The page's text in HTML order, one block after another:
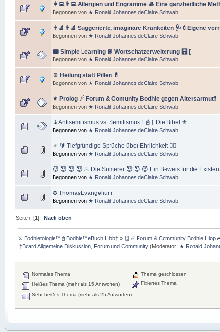
👩‍💻👨‍💻 Allergien und Engramme 🎍 Eine ganzheitliche
Begonnen von ★ Ronald Johannes deClaire Schwab
👩‍🔬👨‍🔬 Suggerierte, imaginäre Krankeiten 🩺💉Eigene
Begonnen von ★ Ronald Johannes deClaire Schwab
📟 Simple Learning 📘 Wortschatzerweiterung 🧮 [
Begonnen von ★ Ronald Johannes deClaire Schwab
🔆 Heilung statt Pillen 💊
Begonnen von ★ Ronald Johannes deClaire Schwab
⚜ Prolog ☄ Forum & Comunity Bodhie gegen Altersarmut❗
Begonnen von ★ Ronald Johannes deClaire Schwab
🧘Antisemitismus vs. Semitismus †📓† Die Bibel ⚜
Begonnen von ★ Ronald Johannes deClaire Schwab
⚜️ 🔰 Tiefgründige Sprüche über Ehrlichkeit 🏳️‍🌈
Begonnen von ★ Ronald Johannes deClaire Schwab
😈 😈 😈 😈 ♨ Die Sumerer 😈 😈 😈 Ein Beweis für die
Begonnen von ★ Ronald Johannes deClaire Schwab
✪ ThomasEvangelium
Begonnen von ★ Ronald Johannes deClaire Schwab
Seiten: [1]Nach oben
⚔ Bodhietologie™📓Bodhie™eBuch Hiob† » 🗄 ☄ Forum & Community Bodhie Hiop
†Board Allgemeine Diskussion, Forum und Community (Moderator: ★ Ronald
Normales Thema
Heißes Thema (mehr als 15 Antworten)
Sehr heißes Thema (mehr als 25 Antworten)
Thema geschlossen
Fixiertes Thema